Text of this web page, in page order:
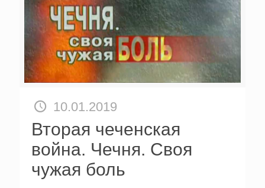
10.01.2019
Вторая чеченская
война. Чечня. Своя
чужая боль